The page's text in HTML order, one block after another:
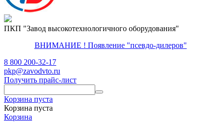
ПКП "Завод высокотехнологичного оборудования"
ВНИМАНИЕ ! Появление "псевдо-дилеров"
8 800 200-32-17
pkp@zavodvto.ru
Получить прайс-лист
Корзина пуста
Корзина пуста
Корзина